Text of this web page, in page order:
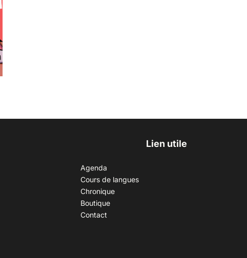
Lien utile
Agenda
Cours de langues
Chronique
Boutique
Contact